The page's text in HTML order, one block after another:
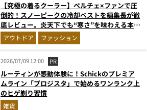
【究極の着るクーラー】ペルチェ×ファンで圧
倒的！スノーピークの冷却ベストを編集長が徹
底レビュー。炎天下でも“寒さ”を味わえる本気
のギア『コレ買いです』Vol.172
アウトドア ファッション
2026/07/09 12:00 PR
ルーティンが感動体験に！Schickのプレミア
ムライン「プロジスタ」で始めるワンランク上
のヒゲ剃り習慣
雑貨